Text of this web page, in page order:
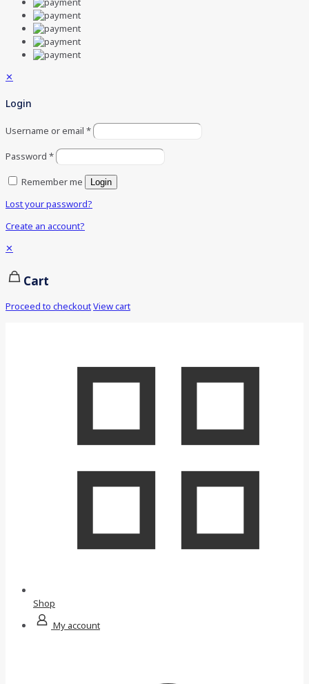
✕
Login
Username or email *
Password *
Remember me
Login
Lost your password?
Create an account?
✕
Cart
Proceed to checkoutView cart
Shop
My account